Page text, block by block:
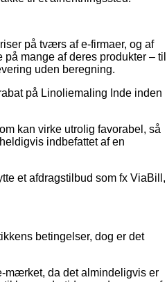
på tværs af e-firmaer, og af
mange af deres produkter – til
uden beregning.
på Linoliemaling Inde inden
kan virke utrolig favorabel, så
indbefattet af en
et afdragstilbud som fx ViaBill,
betingelser, dog er det
mærket, da det almindeligvis er